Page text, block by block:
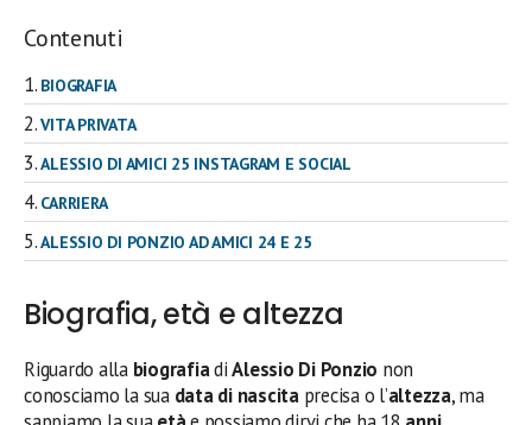
Contenuti
BIOGRAFIA
VITA PRIVATA
ALESSIO DI AMICI 25 INSTAGRAM E SOCIAL
CARRIERA
ALESSIO DI PONZIO AD AMICI 24 E 25
Biografia, età e altezza
Riguardo allabiografiadiAlessio Di Ponzio non
conosciamo la sua data di nascita precisa o l’altezza, ma